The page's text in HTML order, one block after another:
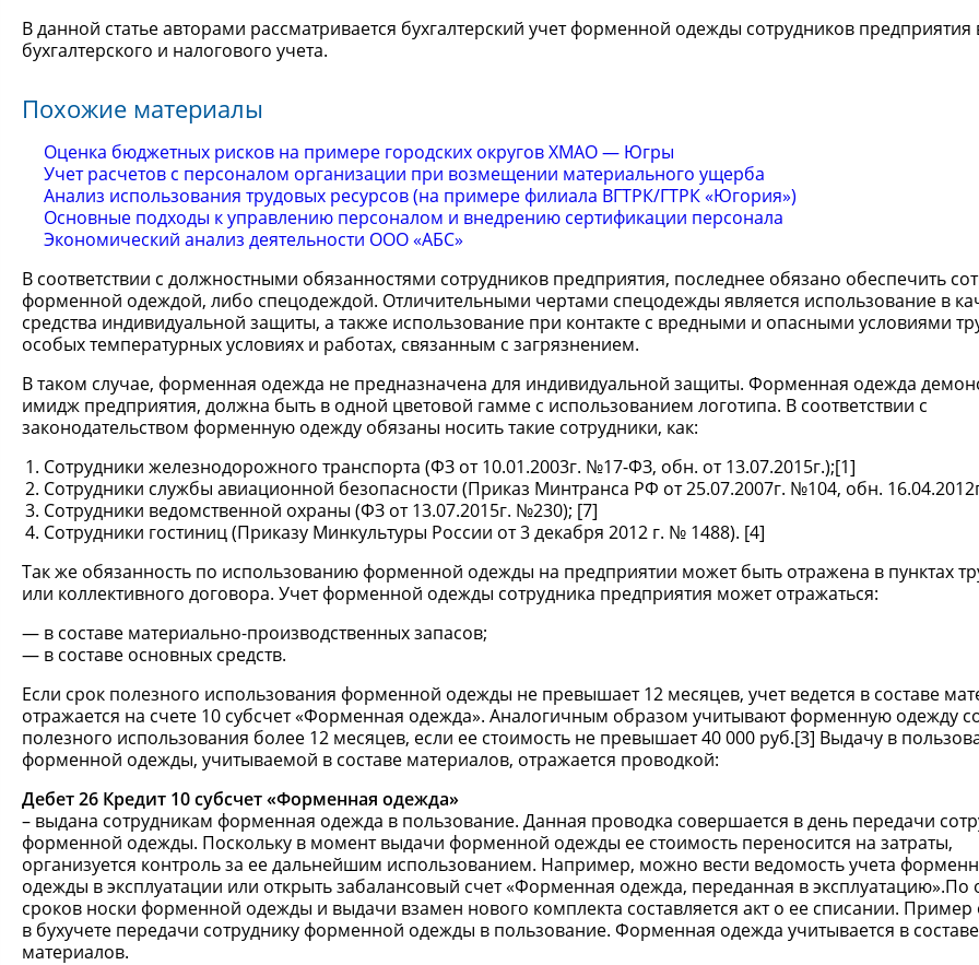
В данной статье авторами рассматривается бухгалтерский учет форменной одежды сотрудников предприятия
бухгалтерского и налогового учета.
Похожие материалы
Оценка бюджетных рисков на примере городских округов ХМАО — Югры
Учет расчетов с персоналом организации при возмещении материального ущерба
Анализ использования трудовых ресурсов (на примере филиала ВГТРК/ГТРК «Югория»)
Основные подходы к управлению персоналом и внедрению сертификации персонала
Экономический анализ деятельности ООО «АБС»
В соответствии с должностными обязанностями сотрудников предприятия, последнее обязано обеспечить
форменной одеждой, либо спецодеждой. Отличительными чертами спецодежды является использование в
средства индивидуальной защиты, а также использование при контакте с вредными и опасными условиями
особых температурных условиях и работах, связанным с загрязнением.
В таком случае, форменная одежда не предназначена для индивидуальной защиты. Форменная одежда
имидж предприятия, должна быть в одной цветовой гамме с использованием логотипа. В соответствии с
законодательством форменную одежду обязаны носить такие сотрудники, как:
Сотрудники железнодорожного транспорта (ФЗ от 10.01.2003г. №17-ФЗ, обн. от 13.07.2015г.);[1]
Сотрудники службы авиационной безопасности (Приказ Минтранса РФ от 25.07.2007г. №104, обн.
Сотрудники ведомственной охраны (ФЗ от 13.07.2015г. №230); [7]
Сотрудники гостиниц (Приказу Минкультуры России от 3 декабря 2012 г. № 1488). [4]
Так же обязанность по использованию форменной одежды на предприятии может быть отражена в пунктах
или коллективного договора. Учет форменной одежды сотрудника предприятия может отражаться:
в составе материально-производственных запасов;
в составе основных средств.
Если срок полезного использования форменной одежды не превышает 12 месяцев, учет ведется в составе
отражается на счете 10 субсчет «Форменная одежда». Аналогичным образом учитывают форменную одежду
полезного использования более 12 месяцев, если ее стоимость не превышает 40 000 руб.[3] Выдачу в
форменной одежды, учитываемой в составе материалов, отражается проводкой:
Дебет 26 Кредит 10 субсчет «Форменная одежда»
– выдана сотрудникам форменная одежда в пользование. Данная проводка совершается в день передачи
форменной одежды. Поскольку в момент выдачи форменной одежды ее стоимость переносится на затраты,
организуется контроль за ее дальнейшим использованием. Например, можно вести ведомость учета
одежды в эксплуатации или открыть забалансовый счет «Форменная одежда, переданная в эксплуатацию».По
сроков носки форменной одежды и выдачи взамен нового комплекта составляется акт о ее списании.
в бухучете передачи сотруднику форменной одежды в пользование. Форменная одежда учитывается в составе
материалов.